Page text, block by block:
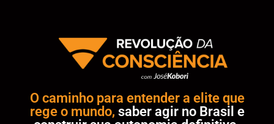
O caminho para entender a elite que
rege o mundo, saber agir no Brasil e